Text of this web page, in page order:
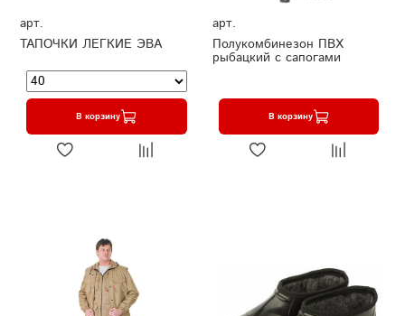
арт.
ТАПОЧКИ ЛЕГКИЕ ЭВА
В корзину
арт.
Полукомбинезон ПВХ
рыбацкий с сапогами
В корзину